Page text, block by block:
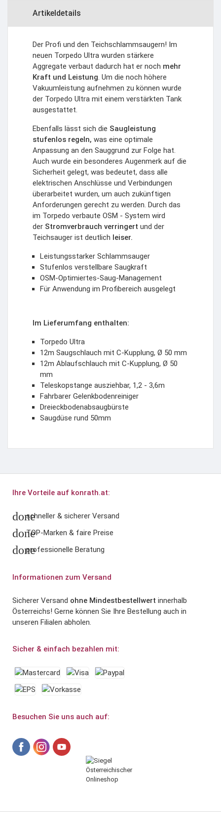
Artikeldetails
Der Profi und den Teichschlammsaugern! Im
neuen Torpedo Ultra wurden stärkere
Aggregate verbaut dadurch hat er noch mehr
Kraft und Leistung. Um die noch höhere
Vakuumleistung aufnehmen zu können wurde
der Torpedo Ultra mit einem verstärkten Tank
ausgestattet.
Ebenfalls lässt sich die Saugleistung
stufenlos regeln, was eine optimale
Anpassung an den Sauggrund zur Folge hat.
Auch wurde ein besonderes Augenmerk auf die
Sicherheit gelegt, was bedeutet, dass alle
elektrischen Anschlüsse und Verbindungen
überarbeitet wurden, um auch zukünftigen
Anforderungen gerecht zu werden. Durch das
im Torpedo verbaute OSM - System wird
der Stromverbrauch verringert und der
Teichsauger ist deutlich leiser.
Leistungsstarker Schlammsauger
Stufenlos verstellbare Saugkraft
OSM-Optimiertes-Saug-Management
Für Anwendung im Profibereich ausgelegt
Im Lieferumfang enthalten:
Torpedo Ultra
12m Saugschlauch mit C-Kupplung, Ø 50 mm
12m Ablaufschlauch mit C-Kupplung, Ø 50
mm
Teleskopstange ausziehbar, 1,2 - 3,6m
Fahrbarer Gelenkbodenreiniger
Dreieckbodenabsaugbürste
Saugdüse rund 50mm
Ihre Vorteile auf konrath.at:
doneschneller & sicherer Versand
doneTOP-Marken & faire Preise
doneprofessionelle Beratung
Informationen zum Versand
Sicherer Versand ohne Mindestbestellwert innerhalb
Österreichs! Gerne können Sie Ihre Bestellung auch in
unseren Filialen abholen.
Sicher & einfach bezahlen mit:
Besuchen Sie uns auch auf: